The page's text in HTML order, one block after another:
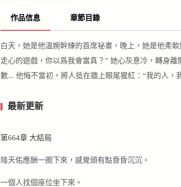
作品信息 章節目錄
白天，她是他溫婉幹練的首席祕書，晚上，她是他柔
走心的遊戲，你以爲我會當真？” 她心灰意冷，轉身
數... 他悔不當初，將人抵在牆上眼尾猩紅：“我的人，
最新更新
第664章 大結局
陸天佑應酬一圈下來，感覺頭有點昏昏沉沉。
一個人找個座位坐下來。